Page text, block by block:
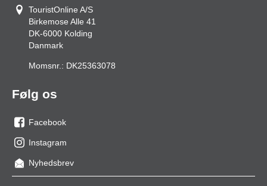
TouristOnline A/S
Birkemose Alle 41
DK-6000 Kolding
Danmark
Momsnr.: DK25363078
Følg os
os
på
facebook
Facebook
os
på
Instagram
Nyhedsbrev